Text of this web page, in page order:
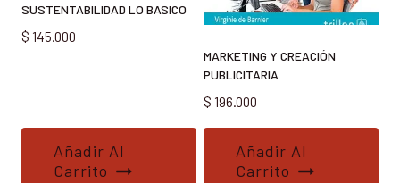
SUSTENTABILIDAD LO BASICO
$ 145.000
Añadir Al
Carrito
MARKETING Y CREACIÓN
PUBLICITARIA
$ 196.000
Añadir Al
Carrito